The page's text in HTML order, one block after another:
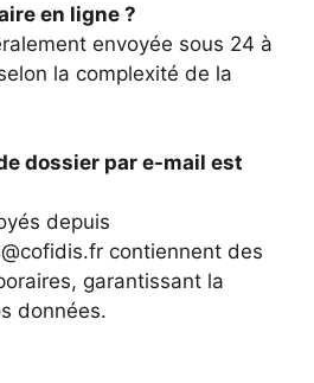
en ligne ?
envoyée sous 24 à
la complexité de la
dossier par e-mail est
depuis
contiennent des
garantissant la
données.